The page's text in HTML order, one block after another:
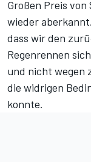
Großen Preis
wieder
dass wir den
Regenrennen
und nicht wegen
die widrigen
konnte.